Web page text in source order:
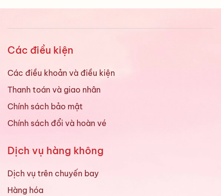
Các điều kiện
Các điều khoản và điều kiện
Thanh toán và giao nhân
Chính sách bảo mật
Chính sách đổi và hoàn vé
Dịch vụ hàng không
Dịch vụ trên chuyến bay
Hàng hóa